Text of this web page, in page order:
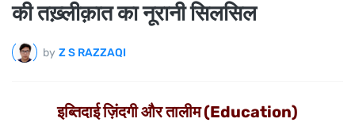
की तख़्लीक़ात का नूरानी सिलसिल
by Z S RAZZAQI
इब्तिदाई ज़िंदगी और तालीम (Education)